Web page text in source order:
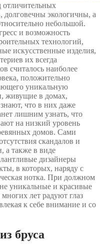
отличительных
долговечны экологичны, а
небольшой.
и возможность
технологий,
искусственные изделия,
их всегда
считалось наиболее
положительно
уникальную
живущие в домах,
что в них даже
лишним узнать, что
на низкий уровень
домов. Сами
скандалов и
а также в виде
дизайнеры
в которых, наряду с
нотка. При должном
уникальные и красивые
лет радуют глаз
к себе внимание и со
бруса